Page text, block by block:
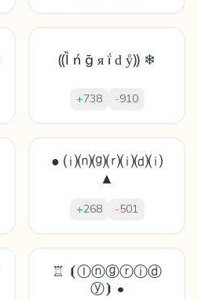
⸨Ȉ ń ḡ ᴙ ḯ ԁ ẙ⸩ ❄
+738 -910
● ⒤⒩⒢⒭⒤⒟⒤
▲
+268 -501
♖ ⦗Ⓘⓝⓖⓡⓘⓓ
ⓨ⦘ •